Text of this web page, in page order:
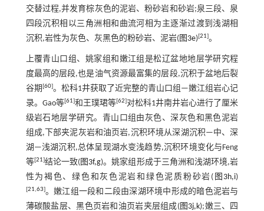
交替过程,并发育棕灰色的泥岩、粉砂岩和砂岩;泉三段、泉
四段沉积相以三角洲相和曲流河相为主逐渐过渡到浅湖相
沉积,岩性为灰色、灰黑色的粉砂岩、泥岩(图3e)[21]。
上覆青山口组、姚家组和嫩江组是松辽盆地地层学研究程
度最高的层段,也是油气资源最富集的层段,沉积于盆地后裂
谷期 [60]。松科1井获取了近完整的青山口组—嫩江组岩心记
录。Gao等[61]和王璞珺等[62]对松科1井南井岩心进行了厘米
级岩石地层学研究。青山口组由灰色、深灰色和黑色泥岩
组成,下部夹泥灰岩和油页岩,沉积环境从深湖沉积—中、深
湖—浅湖沉积,总体呈现湖水变浅趋势,沉积环境变化与Feng
等[21]结论一致(图3f,g)。姚家组形成于三角洲和浅湖环境,岩
性为褐色、绿色和灰色泥岩和绿色泥质粉砂岩(图3h,i)
[21,63]。嫩江组一段和二段由深湖环境中形成的暗色泥岩与
薄碳酸盐层、黑色页岩和油页岩夹层组成(图3j,k);嫩三、四